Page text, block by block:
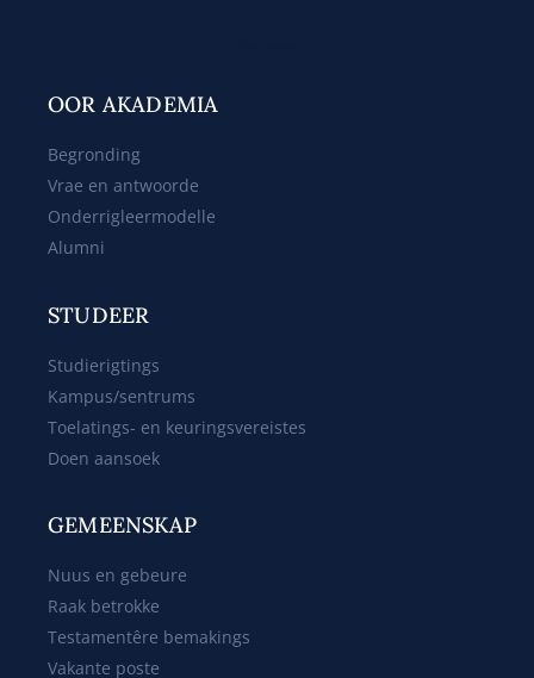
OOR AKADEMIA
Begronding
Vrae en antwoorde
Onderrigleermodelle
Alumni
STUDEER
Studierigtings
Kampus/sentrums
Toelatings- en keuringsvereistes
Doen aansoek
GEMEENSKAP
Nuus en gebeure
Raak betrokke
Testamentêre bemakings
Vakante poste